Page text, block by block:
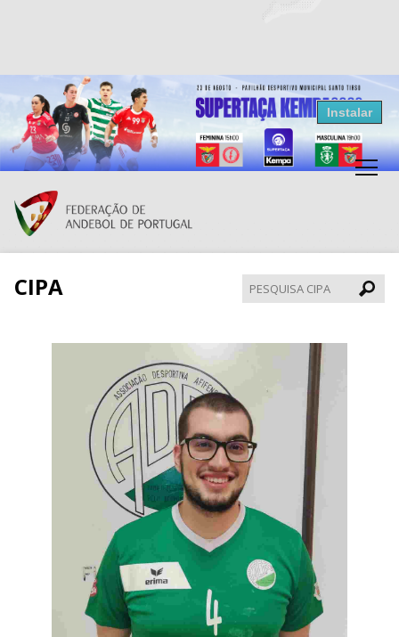
Resultados Andebol
Federação de Andebol de Portugal
Grátis - Disponivel na Play Store
Instalar
CIPA
CIPA